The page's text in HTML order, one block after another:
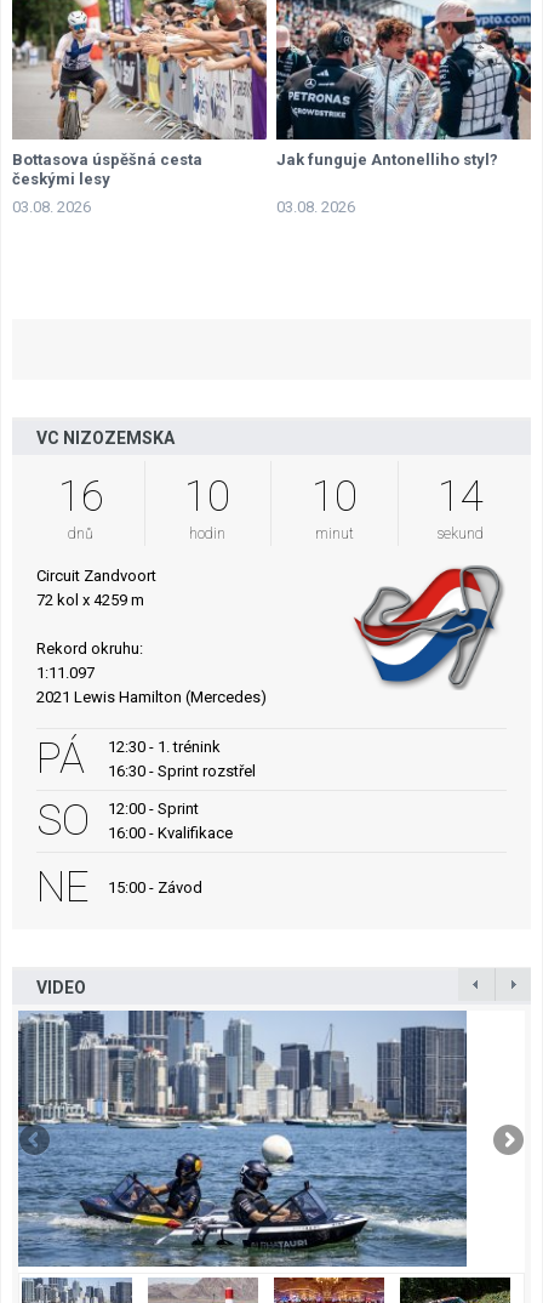
Bottasova úspěšná cesta
českými lesy
03.08. 2026
Jak funguje Antonelliho styl?
03.08. 2026
VC NIZOZEMSKA
16
dnů
10
hodin
10
minut
13
sekund
Circuit Zandvoort
72 kol x 4259 m
Rekord okruhu:
1:11.097
2021 Lewis Hamilton (Mercedes)
PÁ
12:30 - 1. trénink
16:30 - Sprint rozstřel
SO
12:00 - Sprint
16:00 - Kvalifikace
NE 15:00 - Závod
VIDEO